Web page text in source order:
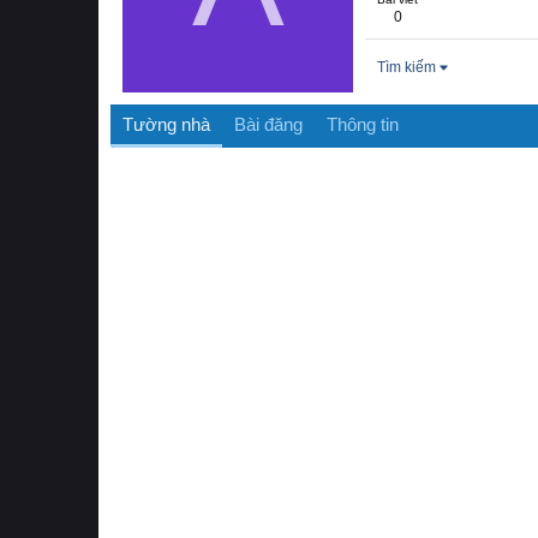
0
Tìm kiếm
Tường nhà Bài đăng Thông tin